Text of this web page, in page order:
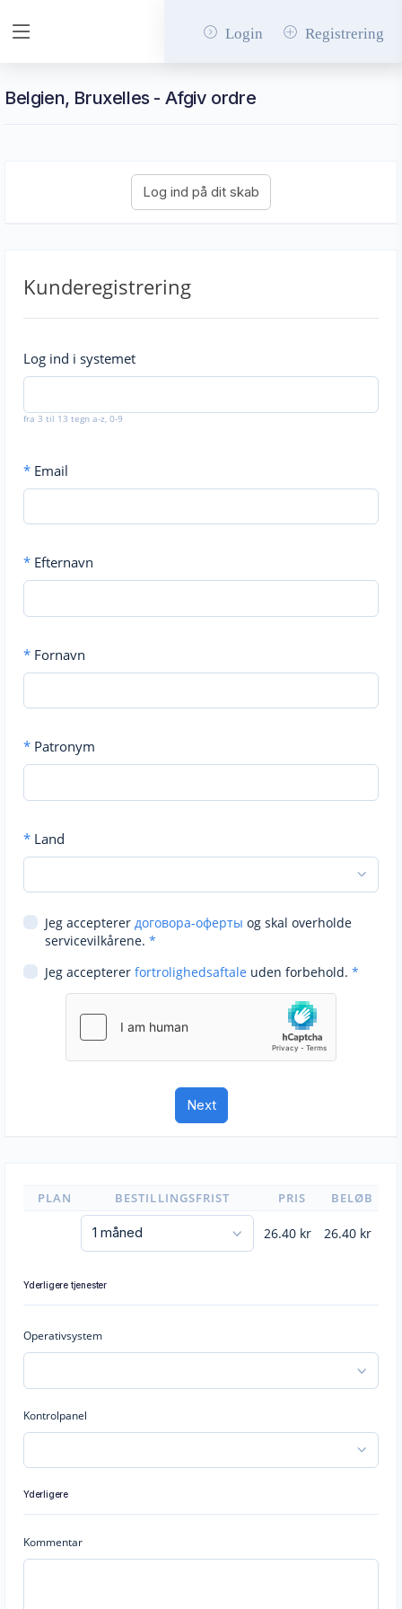
Login Registrering
Belgien, Bruxelles - Afgiv ordre
Kunderegistrering
Log ind i systemet
fra 3 til 13 tegn a-z, 0-9
* Email
* Efternavn
* Fornavn
* Patronym
* Land
Jeg accepterer договора-оферты og skal overholde
servicevilkårene. *
Jeg accepterer fortrolighedsaftale uden forbehold. *
PLAN BESTILLINGSFRIST PRIS BELØB
26.40kr 26.40kr
Yderligere tjenester
Operativsystem
Kontrolpanel
Yderligere
Kommentar